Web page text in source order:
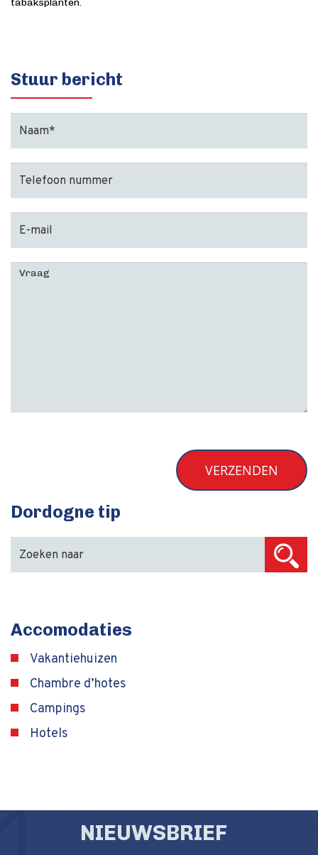
tabaksplanten.
Stuur bericht
Dordogne tip
Accomodaties
Vakantiehuizen
Chambre d’hotes
Campings
Hotels
NIEUWSBRIEF